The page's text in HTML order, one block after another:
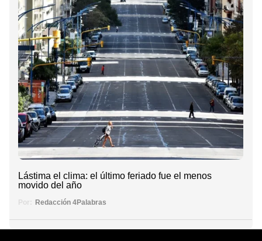
Lástima el clima: el último feriado fue el menos
movido del año
Por: Redacción 4Palabras